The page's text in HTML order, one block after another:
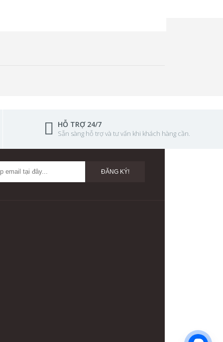
HỖ TRỢ 24/7
Sẵn sàng hỗ trợ và tư vấn khi khách hàng cần.
ĐĂNG KÝ!